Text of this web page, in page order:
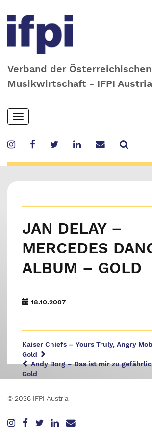
Verband der Österreichischen
Musikwirtschaft - IFPI Austria
Skip
to
content
Toggle
navigation
JAN DELAY –
MERCEDES
ALBUM – GOLD
18.10.2007
Kaiser Chiefs – Yours Truly, Angry
Gold
Andy Borg – Das ist mir zu
Gold
© 2026 IFPI Austria